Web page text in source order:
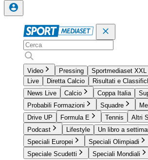
Video Pressing Sportmediaset XXL
Live
Diretta Calcio
Risultati e
News Live
Calcio Coppa Italia
Probabili Formazioni
Squadre
Drive UP
Formula E Tennis Altri
Podcast
Lifestyle
Un libro a
Speciali Europei
Speciali Olimpiadi
Speciale Scudetti
Speciali Mondiali